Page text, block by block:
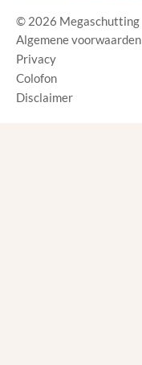
© 2026 Megaschutting
Algemene voorwaarden
Privacy
Colofon
Disclaimer